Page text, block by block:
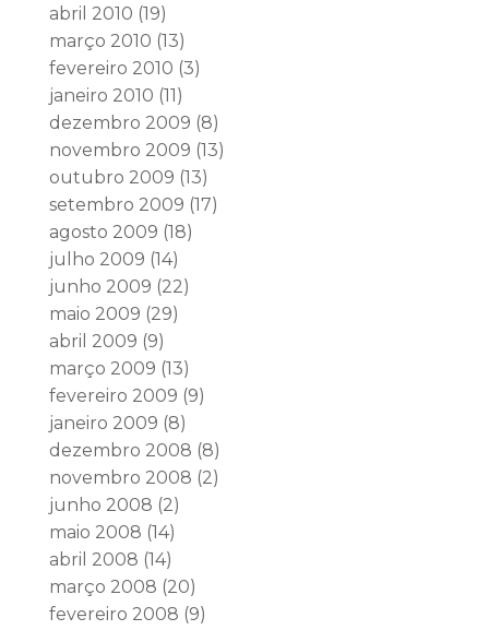
abril 2010 (19)
março 2010 (13)
fevereiro 2010 (3)
janeiro 2010 (11)
dezembro 2009 (8)
novembro 2009 (13)
outubro 2009 (13)
setembro 2009 (17)
agosto 2009 (18)
julho 2009 (14)
junho 2009 (22)
maio 2009 (29)
abril 2009 (9)
março 2009 (13)
fevereiro 2009 (9)
janeiro 2009 (8)
dezembro 2008 (8)
novembro 2008 (2)
junho 2008 (2)
maio 2008 (14)
abril 2008 (14)
março 2008 (20)
fevereiro 2008 (9)